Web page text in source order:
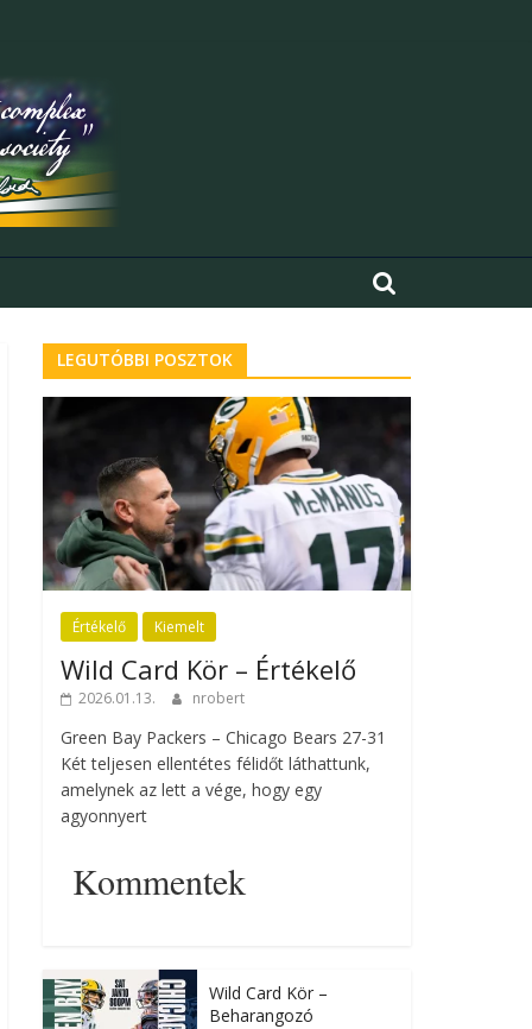
LEGUTÓBBI POSZTOK
Értékelő Kiemelt
Wild Card Kör – Értékelő
2026.01.13. nrobert
Green Bay Packers – Chicago Bears 27-31
Két teljesen ellentétes félidőt láthattunk,
amelynek az lett a vége, hogy egy
agyonnyert
Kommentek
Wild Card Kör –
Beharangozó